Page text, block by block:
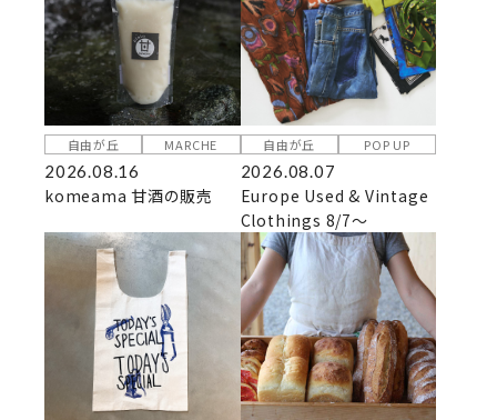
自由が丘 MARCHE
2026.08.16
komeama 甘酒の販売
自由が丘 POP UP
2026.08.07
Europe Used & Vintage
Clothings 8/7～